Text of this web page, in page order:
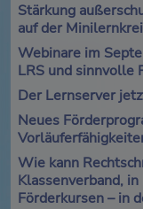
Stärkung
auf der
Webinare im
LRS und sinnvolle
Der Lernserver
Neues
Wie kann
Klassenverband,
Förderkursen – in